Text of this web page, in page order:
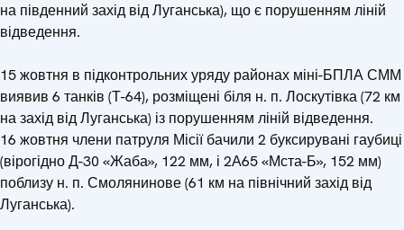
на південний захід від Луганська), що є порушенням ліній
відведення.
15 жовтня в підконтрольних уряду районах міні-БПЛА СММ
виявив 6 танків (Т-64), розміщені біля н. п. Лоскутівка (72 км
на захід від Луганська) із порушенням ліній відведення.
16 жовтня члени патруля Місії бачили 2 буксирувані гаубиці
(вірогідно Д-30 «Жаба», 122 мм, і 2А65 «Мста-Б», 152 мм)
поблизу н. п. Смолянинове (61 км на північний захід від
Луганська).